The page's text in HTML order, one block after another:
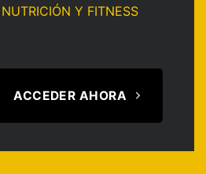
Y FITNESS
ACCEDER AHORA